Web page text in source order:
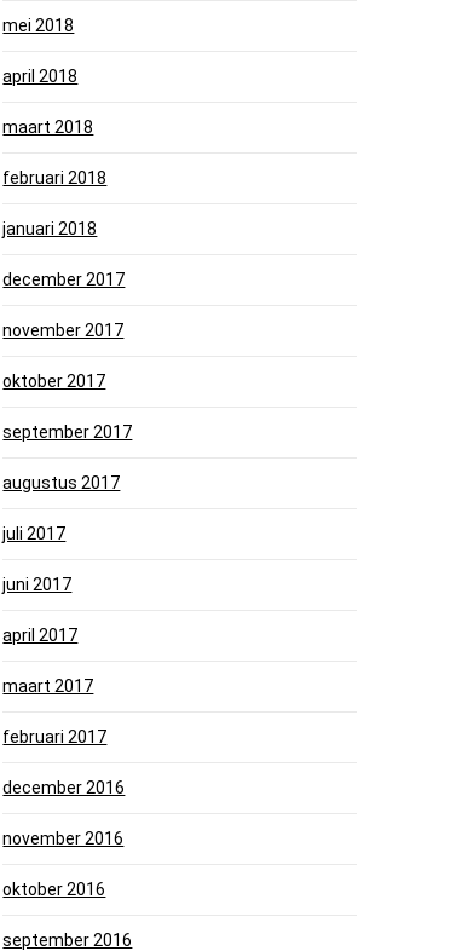
mei 2018
april 2018
maart 2018
februari 2018
januari 2018
december 2017
november 2017
oktober 2017
september 2017
augustus 2017
juli 2017
juni 2017
april 2017
maart 2017
februari 2017
december 2016
november 2016
oktober 2016
september 2016